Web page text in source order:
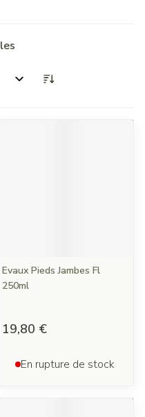
Evaux Pieds Jambes Fl
250ml
19,80 €
En rupture de stock